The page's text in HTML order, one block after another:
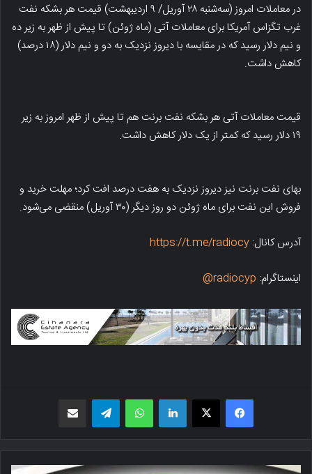
در معاملات امروز (سه‌شنبه ۲۸ آوریل/ ۹ اردیبهشت) قیمت هر بشکه نفت
غرب تگزاس آمریکا برای معاملات آتی (ماه ژوئن) تا پیش از ظهر به زیر ده
و نیم دلار رسید که در مقایسه با دیروز نزدیک به دو و نیم دلار (۱۸ درصد)
کاهش داشت.
قیمت معاملات آتی هر بشکه نفت برنت هم تا پیش از ظهر امروز به زیر
۱۹ دلار رسید که کمتر از یک دلار کاهش داشت.
بهای نفت برنت نیز دیروز نزدیک به هفت درصد افت کرد؛ مهلت خرید و
فروش این نفت برای ماه ژوئن دو روز دیگر (۳۰ آوریل) منقضی می‌شود.
آدرس کانال: https://t.me/radiocy
اینستاگرام: radiocyp@
فیسبوک X لینکدین واتس اپ تلگرام